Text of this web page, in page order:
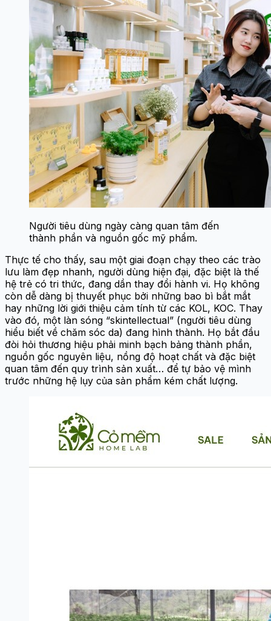
Người tiêu dùng ngày càng quan tâm đến
thành phần và nguồn gốc mỹ phẩm.
Thực tế cho thấy, sau một giai đoạn chạy theo các trào
lưu làm đẹp nhanh, người dùng hiện đại, đặc biệt là thế
hệ trẻ có tri thức, đang dần thay đổi hành vi. Họ không
còn dễ dàng bị thuyết phục bởi những bao bì bắt mắt
hay những lời giới thiệu cảm tính từ các KOL, KOC. Thay
vào đó, một làn sóng “skintellectual” (người tiêu dùng
hiểu biết về chăm sóc da) đang hình thành. Họ bắt đầu
đòi hỏi thương hiệu phải minh bạch bảng thành phần,
nguồn gốc nguyên liệu, nồng độ hoạt chất và đặc biệt
quan tâm đến quy trình sản xuất… để tự bảo vệ mình
trước những hệ lụy của sản phẩm kém chất lượng.